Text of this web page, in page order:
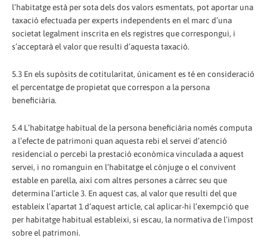
l’habitatge està per sota dels dos valors esmentats, pot aportar una
taxació efectuada per experts independents en el marc d’una
societat legalment inscrita en els registres que correspongui, i
s’acceptarà el valor que resulti d’aquesta taxació.
5.3 En els supòsits de cotitularitat, únicament es té en consideració
el percentatge de propietat que correspon a la persona
beneficiària.
5.4 L’habitatge habitual de la persona beneficiària només computa
a l’efecte de patrimoni quan aquesta rebi el servei d’atenció
residencial o percebi la prestació econòmica vinculada a aquest
servei, i no romanguin en l’habitatge el cònjuge o el convivent
estable en parella, així com altres persones a càrrec seu que
determina l’article 3. En aquest cas, al valor que resulti del que
estableix l’apartat 1 d’aquest article, cal aplicar-hi l’exempció que
per habitatge habitual estableixi, si escau, la normativa de l’impost
sobre el patrimoni.